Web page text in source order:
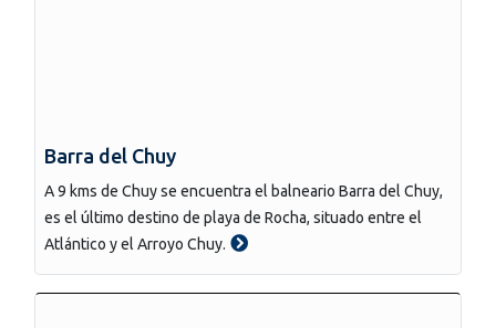
Barra del Chuy
A 9 kms de Chuy se encuentra el balneario Barra del Chuy,
es el último destino de playa de Rocha, situado entre el
Atlántico y el Arroyo Chuy.